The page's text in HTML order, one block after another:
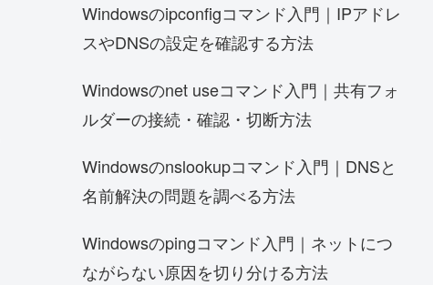
Windowsのipconfigコマンド入門｜IPアドレ
スやDNSの設定を確認する方法
Windowsのnet useコマンド入門｜共有フォ
ルダーの接続・確認・切断方法
Windowsのnslookupコマンド入門｜DNSと
名前解決の問題を調べる方法
Windowsのpingコマンド入門｜ネットにつ
ながらない原因を切り分ける方法